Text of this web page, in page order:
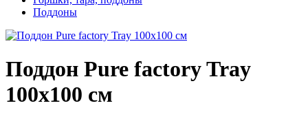
Поддоны
Поддон Pure factory Tray
100x100 см